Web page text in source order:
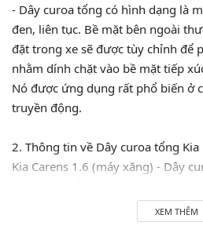
- Dây curoa tổng có hình dạng là
đen, liên tục. Bề mặt bên ngoài
đặt trong xe sẽ được tùy chỉnh để
nhằm dính chặt vào bề mặt tiếp
Nó được ứng dụng rất phổ biến ở
truyền động.
2. Thông tin về Dây curoa tổng
Kia Carens 1.6 (máy xăng) - Dây
(máy xăng) - Dây curoa tổng Kia
xứ Hàn Quốc, được sử dụng và
XEM THÊM